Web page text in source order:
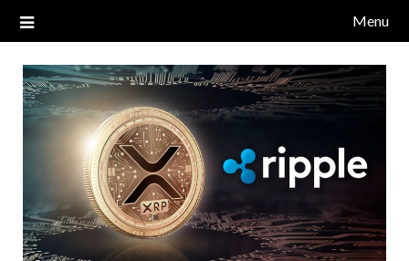
NDT CAPITAL | BLOG TIỀN
ĐIỆN TỬ CRYPTO
Blog về thị trường crypto, tiền điện tử, tiền mã hoá, công nghệ
blockchain.
Menu